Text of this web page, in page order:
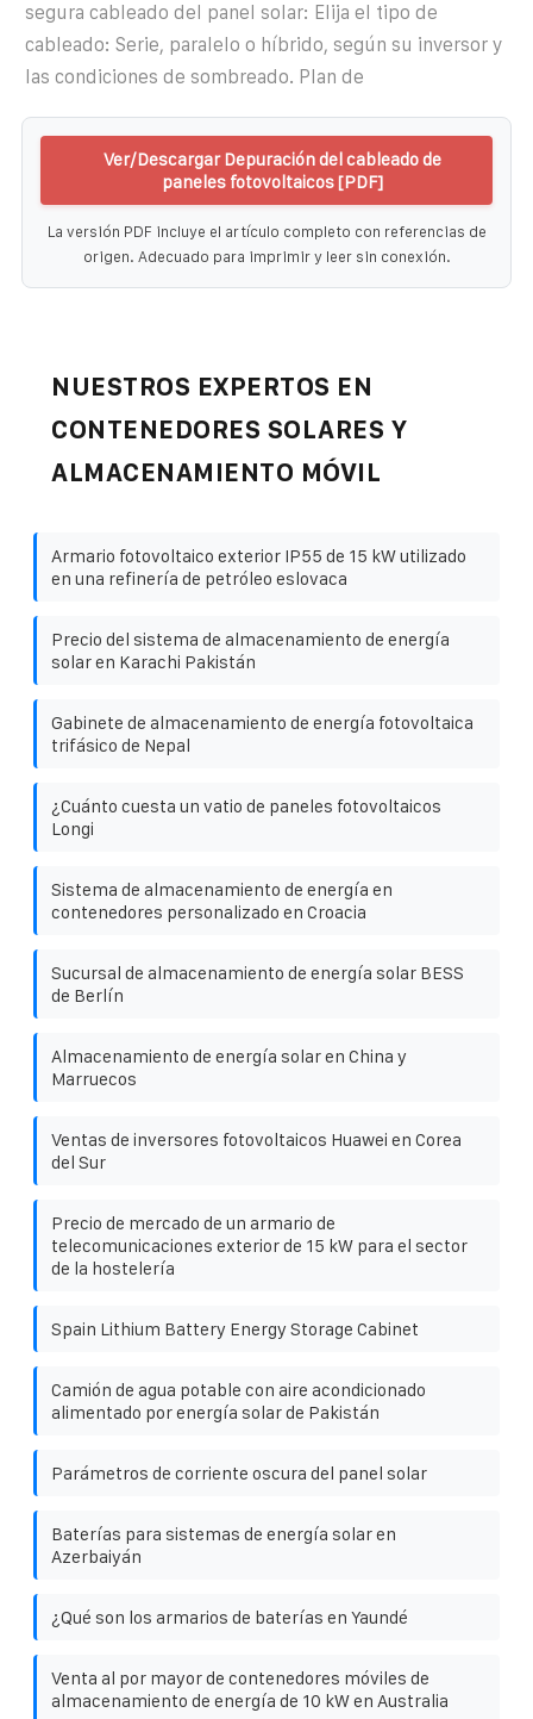
segura cableado del panel solar: Elija el tipo de
cableado: Serie, paralelo o híbrido, según su inversor y
las condiciones de sombreado. Plan de
Ver/Descargar Depuración del cableado de
paneles fotovoltaicos [PDF]
La versión PDF incluye el artículo completo con referencias de
origen. Adecuado para imprimir y leer sin conexión.
NUESTROS EXPERTOS EN
CONTENEDORES SOLARES Y
ALMACENAMIENTO MÓVIL
Armario fotovoltaico exterior IP55 de 15 kW utilizado
en una refinería de petróleo eslovaca
Precio del sistema de almacenamiento de energía
solar en Karachi Pakistán
Gabinete de almacenamiento de energía fotovoltaica
trifásico de Nepal
¿Cuánto cuesta un vatio de paneles fotovoltaicos
Longi
Sistema de almacenamiento de energía en
contenedores personalizado en Croacia
Sucursal de almacenamiento de energía solar BESS
de Berlín
Almacenamiento de energía solar en China y
Marruecos
Ventas de inversores fotovoltaicos Huawei en Corea
del Sur
Precio de mercado de un armario de
telecomunicaciones exterior de 15 kW para el sector
de la hostelería
Spain Lithium Battery Energy Storage Cabinet
Camión de agua potable con aire acondicionado
alimentado por energía solar de Pakistán
Parámetros de corriente oscura del panel solar
Baterías para sistemas de energía solar en
Azerbaiyán
¿Qué son los armarios de baterías en Yaundé
Venta al por mayor de contenedores móviles de
almacenamiento de energía de 10 kW en Australia